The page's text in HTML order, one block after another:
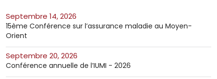
septembre 14, 2026
15ème Conférence sur l’assurance maladie au Moyen-
Orient
septembre 20, 2026
Conférence annuelle de l’IUMI - 2026